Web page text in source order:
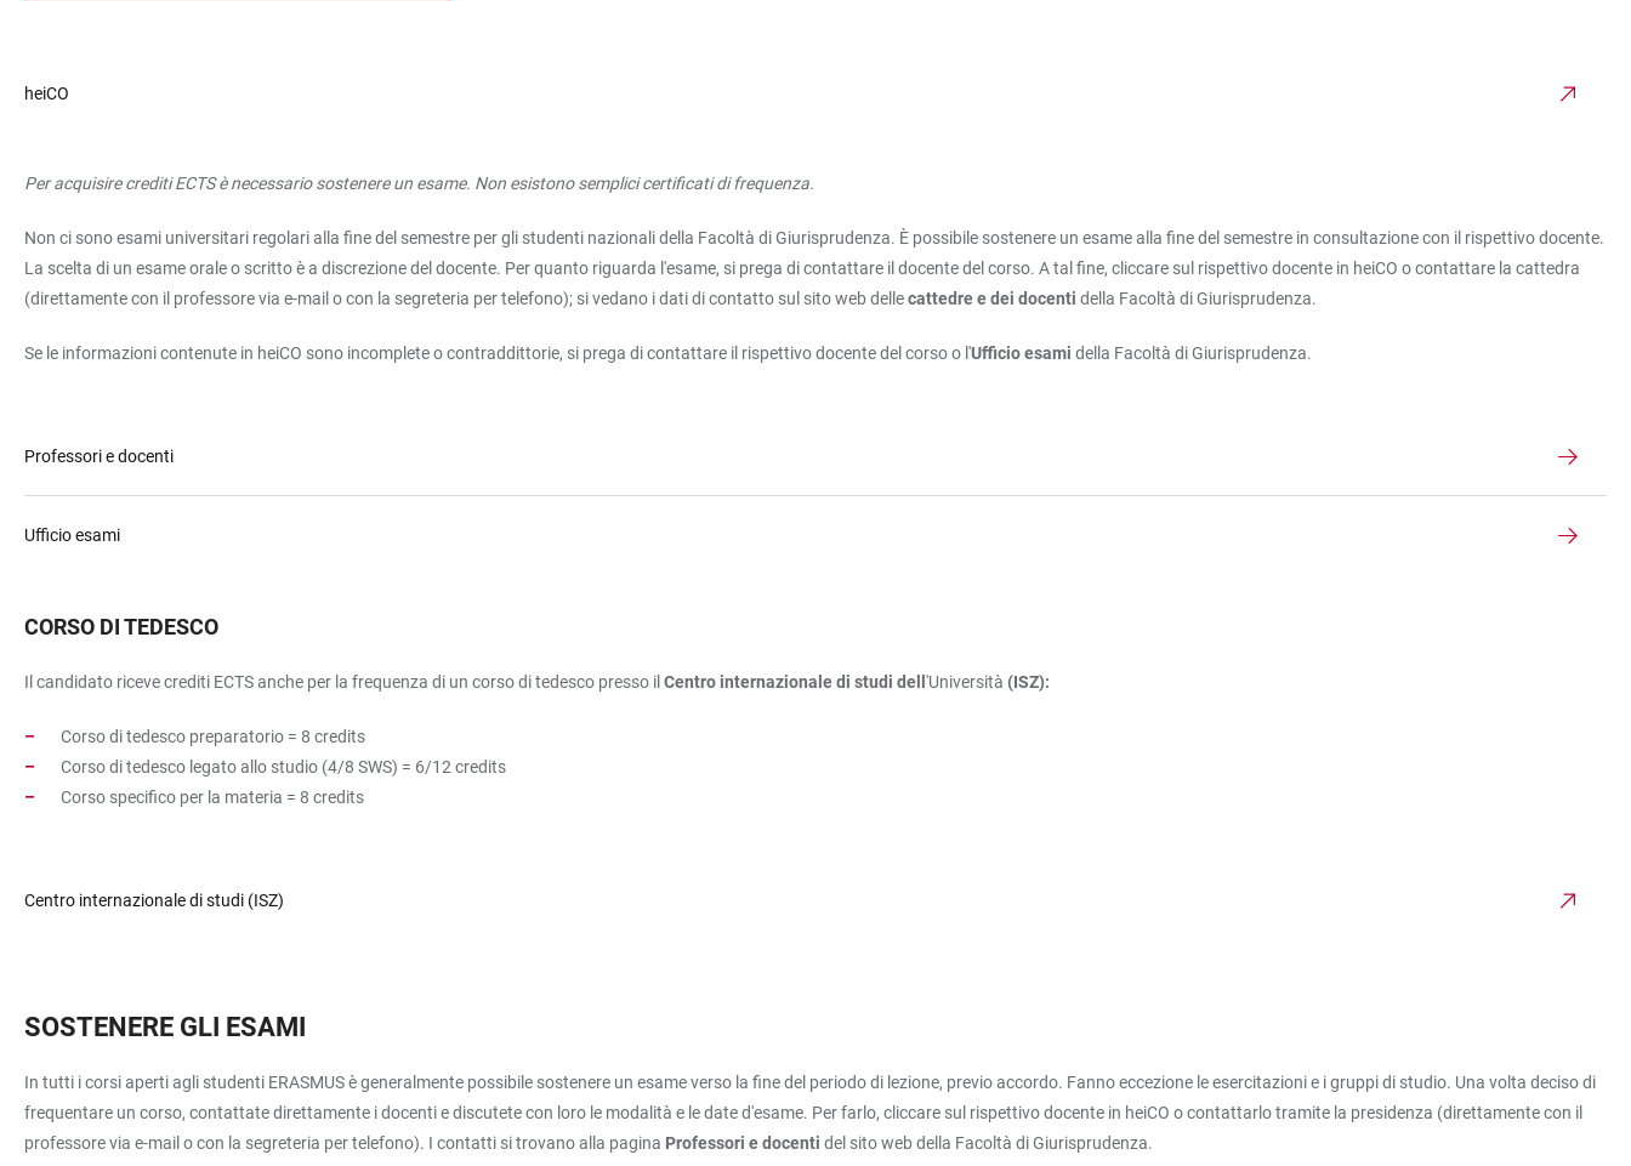
heiCO
Per acquisire crediti ECTS è necessario sostenere un esame. Non esistono semplici certificati di frequenza.
Non ci sono esami universitari regolari alla fine del semestre per gli studenti nazionali della Facoltà di Giurisprudenza. È possibile sostenere un esame alla fine del semestre in consultazione con il rispettivo docente.
La scelta di un esame orale o scritto è a discrezione del docente. Per quanto riguarda l'esame, si prega di contattare il docente del corso. A tal fine, cliccare sul rispettivo docente in heiCO o contattare la cattedra
(direttamente con il professore via e-mail o con la segreteria per telefono); si vedano i dati di contatto sul sito web dellecattedre e dei docenti della Facoltà di Giurisprudenza.
Se le informazioni contenute in heiCO sono incomplete o contraddittorie, si prega di contattare il rispettivo docente del corso o l'Ufficio esami della Facoltà di Giurisprudenza.
Professori e docenti
Ufficio esami
CORSO DI TEDESCO
Il candidato riceve crediti ECTS anche per la frequenza di un corso di tedesco presso il Centro internazionale di studi dell 'Università (ISZ):
Corso di tedesco preparatorio = 8 credits
Corso di tedesco legato allo studio (4/8 SWS) = 6/12 credits
Corso specifico per la materia = 8 credits
Centro internazionale di studi (ISZ)
SOSTENERE GLI ESAMI
In tutti i corsi aperti agli studenti ERASMUS è generalmente possibile sostenere un esame verso la fine del periodo di lezione, previo accordo. Fanno eccezione le esercitazioni e i gruppi di studio. Una volta deciso di
frequentare un corso, contattate direttamente i docenti e discutete con loro le modalità e le date d'esame. Per farlo, cliccare sul rispettivo docente in heiCO o contattarlo tramite la presidenza (direttamente con il
professore via e-mail o con la segreteria per telefono). I contatti si trovano alla pagina Professori e docenti del sito web della Facoltà di Giurisprudenza.